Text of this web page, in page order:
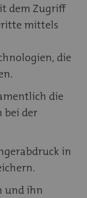
dem Zugriff
mittels
die
die
bei der
in
und ihn